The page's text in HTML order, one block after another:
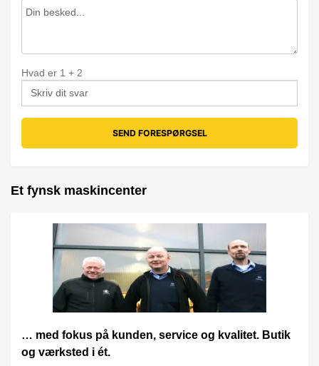
Hvad er 1 + 2
Et fynsk maskincenter
… med fokus på kunden, service og kvalitet. Butik
og værksted i ét.